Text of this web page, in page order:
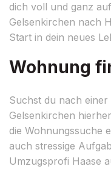
dich voll und ganz
Gelsenkirchen nach
Start in dein neues
Wohnung
Suchst du nach
Gelsenkirchen
die Wohnungssuche
auch stressige
Umzugsprofi Haase